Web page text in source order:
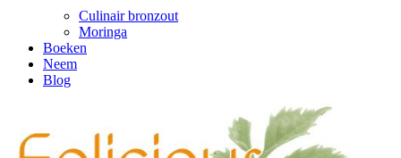
Culinair bronzout
Moringa
Boeken
Neem
Blog